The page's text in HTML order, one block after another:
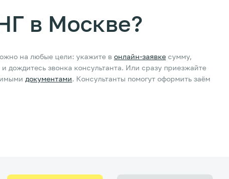
в Москве?
на любые цели: укажите в онлайн-заявке сумму,
дождитесь звонка консультанта. Или сразу приезжайте
документами. Консультанты помогут оформить заём